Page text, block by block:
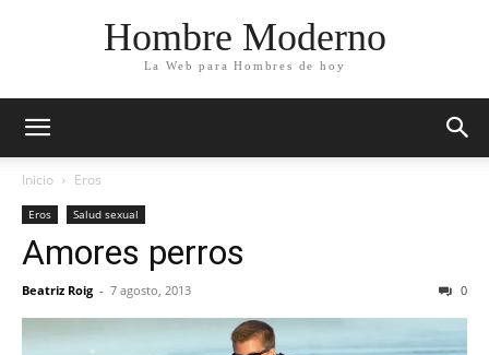
Hombre Moderno
La Web para Hombres de hoy
Inicio Eros
Eros Salud sexual
Amores perros
Beatriz Roig - 7 agosto, 2013 0